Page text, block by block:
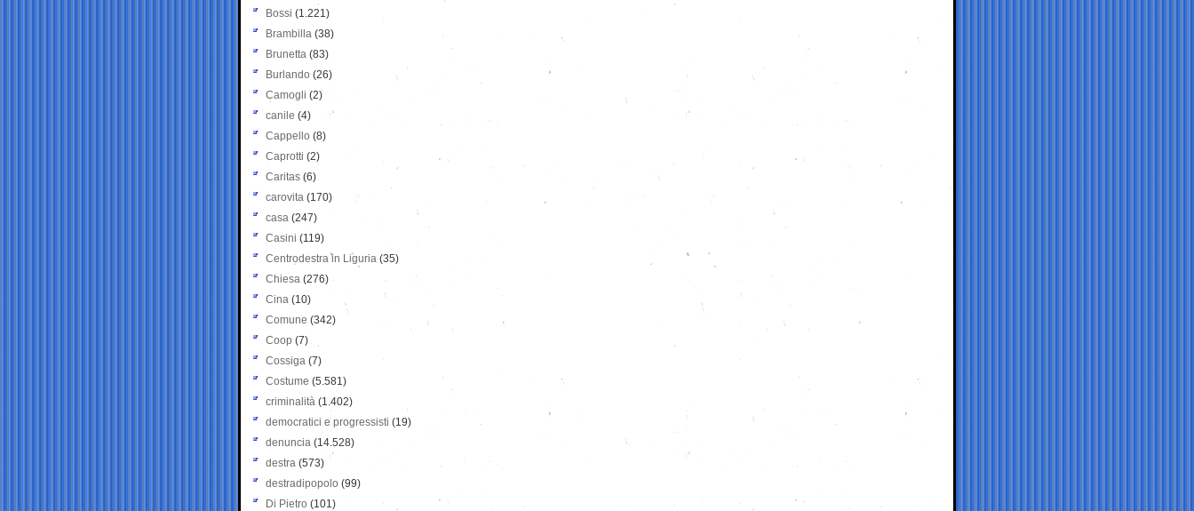
Bossi (1.221)
Brambilla (38)
Brunetta (83)
Burlando (26)
Camogli (2)
canile (4)
Cappello (8)
Caprotti (2)
Caritas (6)
carovita (170)
casa (247)
Casini (119)
Centrodestra in Liguria (35)
Chiesa (276)
Cina (10)
Comune (342)
Coop (7)
Cossiga (7)
Costume (5.581)
criminalità (1.402)
democratici e progressisti (19)
denuncia (14.528)
destra (573)
destradipopolo (99)
Di Pietro (101)